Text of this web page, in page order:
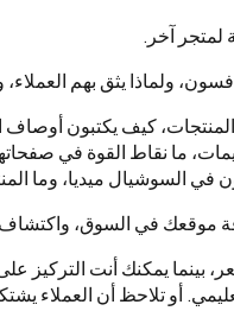
لمتجر آخر.
ولماذا يثق بهم
كيف يكتبون أوصاف
ما نقاط القوة في
السوشيال ميديا، وما
موقعك في السوق،
بينما يمكنك أنت التركيز
أو تلاحظ أن